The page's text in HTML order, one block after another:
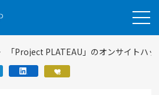
「Project PLATEAU」のオンサイトハ